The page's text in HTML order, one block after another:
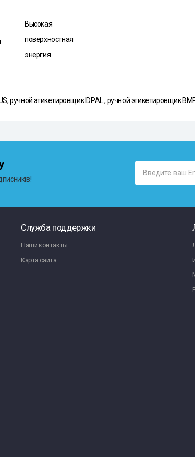
Высокая
поверхностная
энергия
ручной этикетировщик IDPAL , ручной этикетировщик
Служба поддержки
Наши контакты
Карта сайта